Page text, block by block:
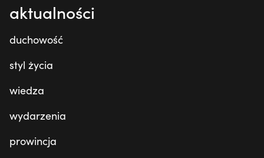
aktualności
duchowość
styl życia
wiedza
wydarzenia
prowincja